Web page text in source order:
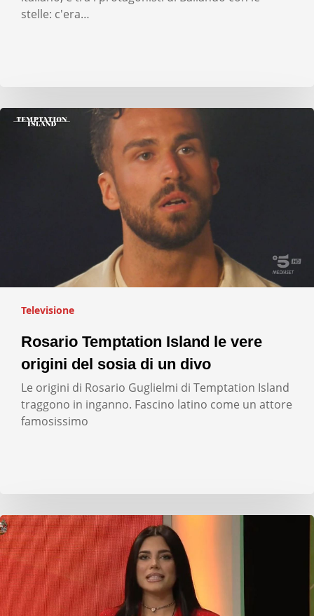
stelle: c'era…
Televisione
Rosario Temptation Island le vere
origini del sosia di un divo
Le origini di Rosario Guglielmi di Temptation Island
traggono in inganno. Fascino latino come un attore
famosissimo